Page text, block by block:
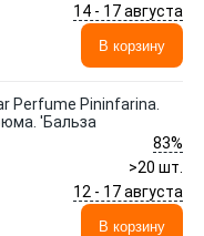
14 - 17 августа
В корзину
Perfume Pininfarina.
'Бальза
83%
>20 шт.
12 - 17 августа
В корзину